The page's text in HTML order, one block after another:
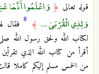
قوله تعالى ﴿ وَاعْلَمُوا أَنَّمَا
وَلِذِي الْقُرْبَىٰ ... ﴾ 8فقال
لكتاب الله ولحق رسول الله
أقرأ من كتاب الله الذي
من الخمس مسلم إليكم كاملا